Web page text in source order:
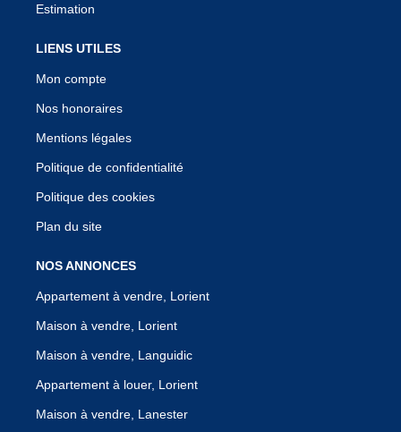
Estimation
LIENS UTILES
Mon compte
Nos honoraires
Mentions légales
Politique de confidentialité
Politique des cookies
Plan du site
NOS ANNONCES
Appartement à vendre, Lorient
Maison à vendre, Lorient
Maison à vendre, Languidic
Appartement à louer, Lorient
Maison à vendre, Lanester